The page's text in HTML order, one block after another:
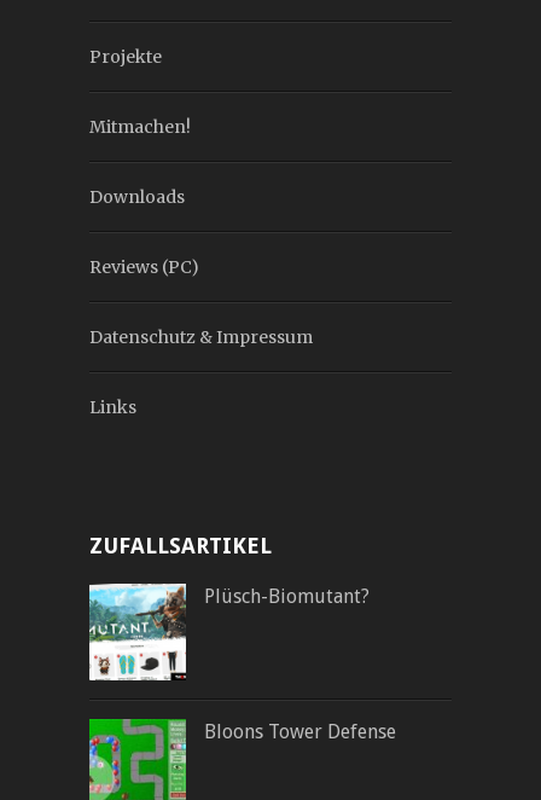
Projekte
Mitmachen!
Downloads
Reviews (PC)
Datenschutz & Impressum
Links
ZUFALLSARTIKEL
Plüsch-Biomutant?
Bloons Tower Defense